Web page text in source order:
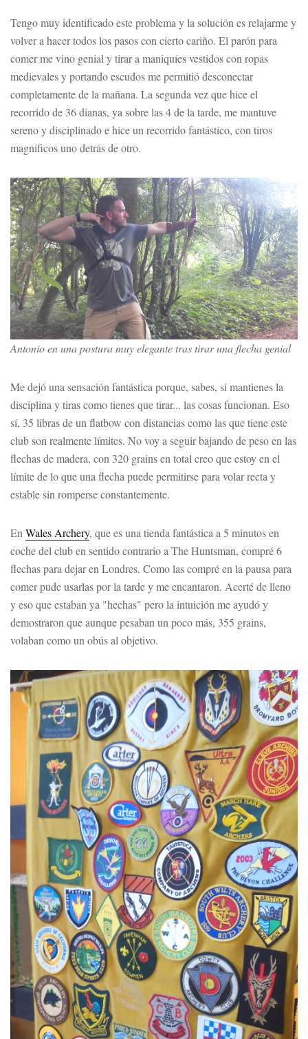
Tengo muy identificado este problema y la solución es relajarme y
volver a hacer todos los pasos con cierto cariño. El parón para
comer me vino genial y tirar a maniquíes vestidos con ropas
medievales y portando escudos me permitió desconectar
completamente de la mañana. La segunda vez que hice el
recorrido de 36 dianas, ya sobre las 4 de la tarde, me mantuve
sereno y disciplinado e hice un recorrido fantástico, con tiros
magníficos uno detrás de otro.
Antonio en una postura muy elegante tras tirar una flecha genial
Me dejó una sensación fantástica porque, sabes, si mantienes la
disciplina y tiras como tienes que tirar... las cosas funcionan. Eso
sí, 35 libras de un flatbow con distancias como las que tiene este
club son realmente límites. No voy a seguir bajando de peso en las
flechas de madera, con 320 grains en total creo que estoy en el
límite de lo que una flecha puede permitirse para volar recta y
estable sin romperse constantemente.
EnWales Archery, que es una tienda fantástica a 5 minutos en
coche del club en sentido contrario a The Huntsman, compré 6
flechas para dejar en Londres. Como las compré en la pausa para
comer pude usarlas por la tarde y me encantaron. Acerté de lleno
y eso que estaban ya "hechas" pero la intuición me ayudó y
demostraron que aunque pesaban un poco más, 355 grains,
volaban como un obús al objetivo.